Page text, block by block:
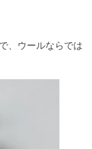
、ウールならでは